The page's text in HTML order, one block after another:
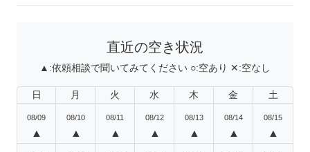
直近の空き状況
▲:依頼相談で聞いてみてください ○:空あり ✕:空なし
日 月 火 水 木 金 土
08/09
▲
08/10
▲
08/11
▲
08/12
▲
08/13
▲
08/14
▲
08/15
▲